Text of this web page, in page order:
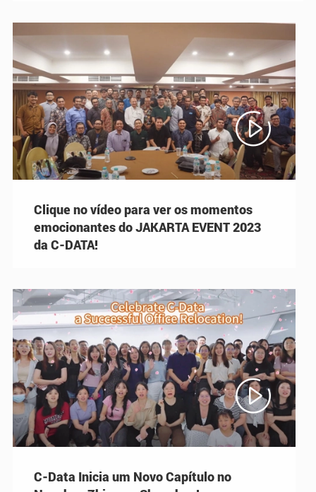

Clique no vídeo para ver os momentos
emocionantes do JAKARTA EVENT 2023
da C-DATA!

C-Data Inicia um Novo Capítulo no